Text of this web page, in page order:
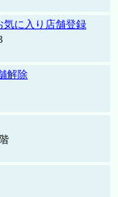
気に入り店舗登録
解除